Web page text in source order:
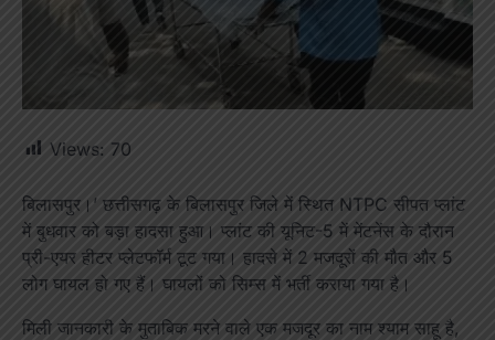
Views: 70
बिलासपुर।’ छत्तीसगढ़ के बिलासपुर जिले में स्थित NTPC सीपत प्लांट
में बुधवार को बड़ा हादसा हुआ। प्लांट की यूनिट-5 में मेंटनेंस के दौरान
प्री-एयर हीटर प्लेटफॉर्म टूट गया। हादसे में 2 मजदूरों की मौत और 5
लोग घायल हो गए हैं। घायलों को सिम्स में भर्ती कराया गया है।
मिली जानकारी के मुताबिक मरने वाले एक मजदूर का नाम श्याम साहू है,